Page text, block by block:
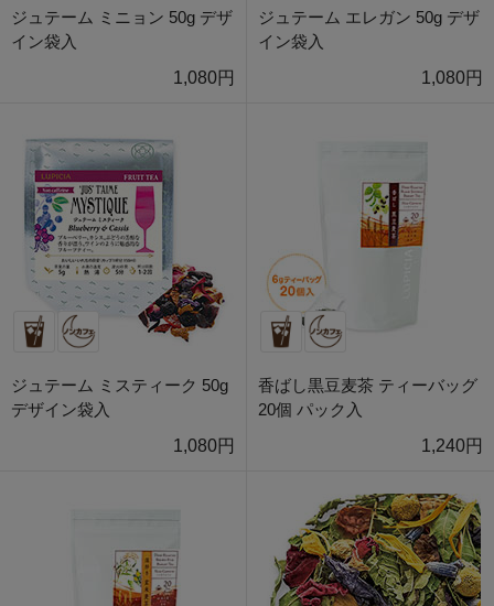
ジュテーム ミニョン 50g デザ
イン袋入
1,080円
ジュテーム エレガン 50g デザ
イン袋入
1,080円
ジュテーム ミスティーク 50g
デザイン袋入
1,080円
香ばし黒豆麦茶 ティーバッグ
20個 パック入
1,240円